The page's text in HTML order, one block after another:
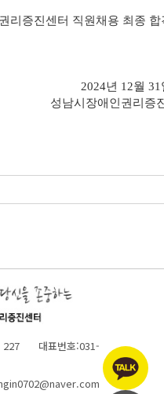
리증진센터 직원채용 최종
2024년 12월 31
성남시장애인권리증
227 대표번호:031-